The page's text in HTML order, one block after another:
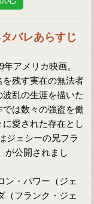
バレあらすじ
アメリカ映画。
残す実在の無法者
乱の生涯を描いた
は数々の強盗を働
愛された存在とし
ジェシーの兄フラ
が公開されまし
・パワー（ジェ
（フランク・ジェ